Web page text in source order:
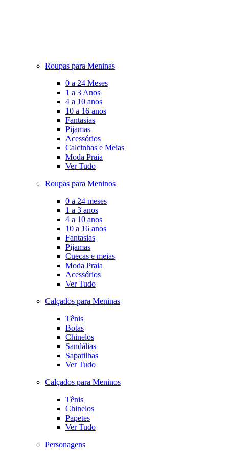
Roupas para Meninas
0 a 24 Meses
1 a 3 Anos
4 a 10 anos
10 a 16 anos
Fantasias
Pijamas
Acessórios
Calcinhas e Meias
Moda Praia
Ver Tudo
Roupas para Meninos
0 a 24 meses
1 a 3 anos
4 a 10 anos
10 a 16 anos
Fantasias
Pijamas
Cuecas e meias
Moda Praia
Acessórios
Ver Tudo
Calçados para Meninas
Tênis
Botas
Chinelos
Sandálias
Sapatilhas
Ver Tudo
Calçados para Meninos
Tênis
Chinelos
Papetes
Ver Tudo
Personagens